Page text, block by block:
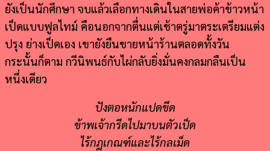
ยังเป็นนักศึกษา จบแล้วเลือกทางเดินในสายพ่อค้าข้าวหน้า
เป็ดแบบฟูลไทม์ คือนอกจากตื่นแต่เช้าตรู่มาตระเตรียมแต่ง
ปรุง ย่างเป็ดเอง เขายังยืนขายหน้าร้านตลอดทั้งวัน
กระนั้นก็ตาม กวีนิพนธ์กับไผ่กลับยิ่งมั่นคงกลมกลืนเป็น
หนึ่งเดียว
ปังตอหนักแปดขีด
ข้าพเจ้ากรีดไปมาบนตัวเป็ด
ไร้กฎเกณฑ์และไร้กลเม็ด